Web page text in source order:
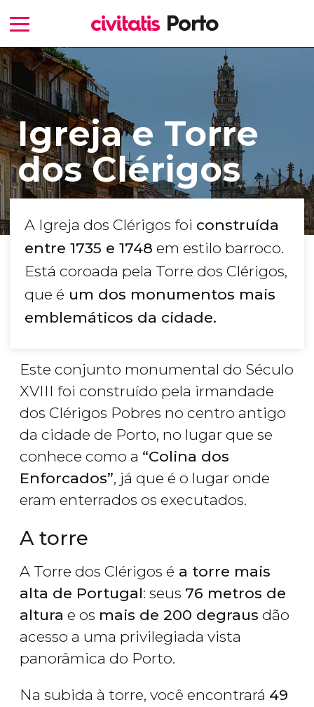
Igreja e Torre
dos Clérigos
A Igreja dos Clérigos foi construída
entre 1735 e 1748 em estilo barroco.
Está coroada pela Torre dos Clérigos,
que é um dos monumentos mais
emblemáticos da cidade.
Este conjunto monumental do Século
XVIII foi construído pela irmandade
dos Clérigos Pobres no centro antigo
da cidade de Porto, no lugar que se
conhece como a “Colina dos
Enforcados”, já que é o lugar onde
eram enterrados os executados.
A torre
A Torre dos Clérigos é a torre mais
alta de Portugal: seus 76 metros de
altura e os mais de 200 degraus dão
acesso a uma privilegiada vista
panorâmica do Porto.
Na subida à torre, você encontrará 49